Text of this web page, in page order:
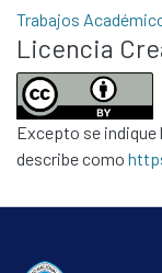
Trabajos
Licencia
Excepto se
describe como